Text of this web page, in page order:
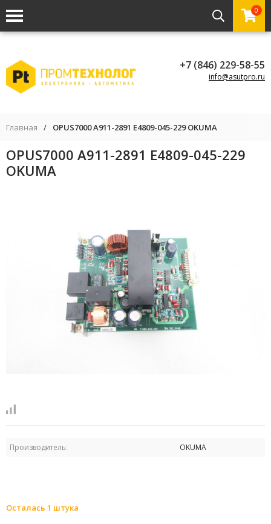
0
+7 (846) 229-58-55
info@asutpro.ru
Главная / OPUS7000 A911-2891 E4809-045-229 OKUMA
OPUS7000 A911-2891 E4809-045-229
OKUMA
Производитель: OKUMA
Осталась 1 штука